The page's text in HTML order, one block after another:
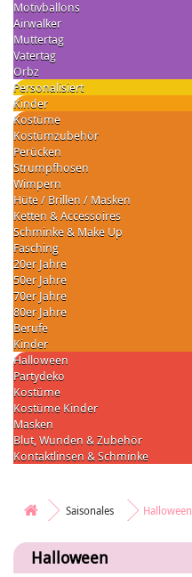
Motivballons
Airwalker
Muttertag
Vatertag
Orbz
Personalisiert
Kinder
Kostüme
Kostümzubehör
Perücken
Strumpfhosen
Wimpern
Hüte / Brillen / Masken
Ketten & Accessoires
Schminke & Make Up
Fasching
20er Jahre
50er Jahre
70er Jahre
80er Jahre
Berufe
Kinder
Halloween
Partydeko
Kostüme
Kostüme Kinder
Masken
Blut, Wunden & Zubehör
Kontaktlinsen & Schminke
Saisonales Halloween
Halloween